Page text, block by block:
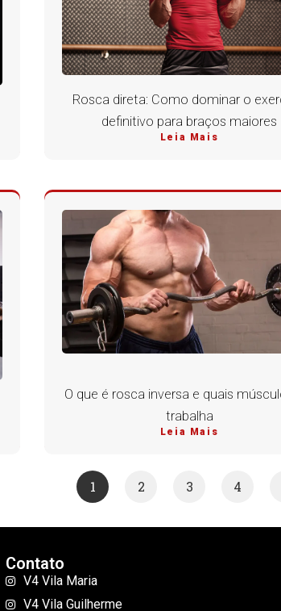
Rosca direta: Como dominar o
definitivo para braços maiores
Leia Mais
O que é rosca inversa e quais
trabalha
Leia Mais
1 2 3 4
Contato
V4 Vila Maria
V4 Vila Guilherme